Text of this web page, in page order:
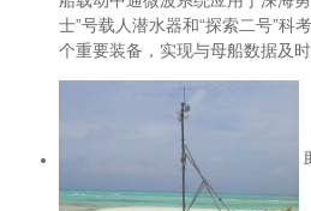
士”号载人潜水器和“探索二号”科
个重要装备，实现与母船数据及